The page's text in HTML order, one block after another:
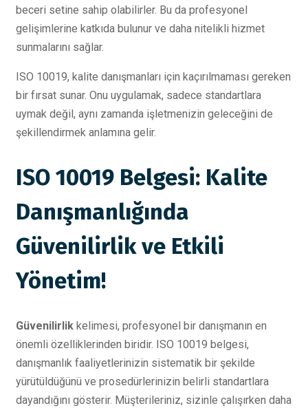
beceri setine sahip olabilirler. Bu da profesyonel
gelişimlerine katkıda bulunur ve daha nitelikli hizmet
sunmalarını sağlar.
ISO 10019, kalite danışmanları için kaçırılmaması gereken
bir fırsat sunar. Onu uygulamak, sadece standartlara
uymak değil, aynı zamanda işletmenizin geleceğini de
şekillendirmek anlamına gelir.
ISO 10019 Belgesi: Kalite
Danışmanlığında
Güvenilirlik ve Etkili
Yönetim!
Güvenilirlik kelimesi, profesyonel bir danışmanın en
önemli özelliklerinden biridir. ISO 10019 belgesi,
danışmanlık faaliyetlerinizin sistematik bir şekilde
yürütüldüğünü ve prosedürlerinizin belirli standartlara
dayandığını gösterir. Müşterileriniz, sizinle çalışırken daha